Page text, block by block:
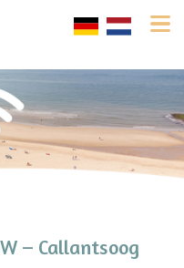
– Callantsoog